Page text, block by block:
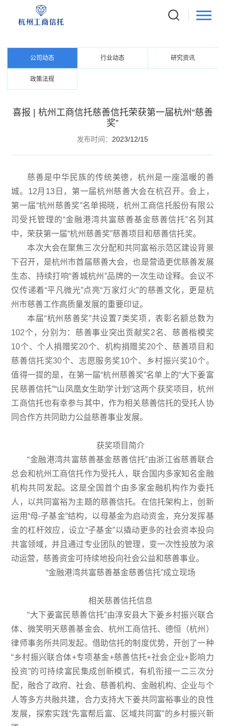
资讯中心
公司动态 行业动态 研究资讯
政策法规
喜报 | 杭州工商信托慈善信托荣获第一届杭州“慈善
奖”
发布时间： 2023/12/15
慈善是中华民族的传统美德，杭州是一座温暖的善
城。12月13日，第一届杭州慈善大会在杭召开。会上，
第一届“杭州慈善奖”名单揭晓，杭州工商信托股份有限公
司受托管理的“金融港湾共富慈善基金慈善信托”名列其
中，荣获第一届“杭州慈善奖”慈善项目和慈善信托奖。
本次大会在聚焦三次分配和共同富裕示范区建设背景
下召开，是杭州市首届慈善大会，也是营造更优慈善发展
生态、持续打响“善城杭州”品牌的一次生动诠释。会议不
仅传递着“平凡微光”点亮“万家灯火”的慈善文化，更是杭
州市慈善工作高质量发展的重要印证。
本届“杭州慈善奖”共设置7类奖项，表彰名额总数为
102个，分别为：慈善事业突出贡献奖2名、慈善楷模奖
10个、个人捐赠奖20个、机构捐赠奖20个、慈善项目和
慈善信托奖30个、志愿服务奖10个、乡村振兴奖10个。
值得一提的是，在第一届“杭州慈善奖”名单上的“大下姜富
民慈善信托”“山凤凰女生助学计划”这两个获奖项目，杭州
工商信托也有幸参与其中，作为相关慈善信托的受托人协
同合作方共同助力公益慈善事业发展。
获奖项目简介
“金融港湾共富慈善基金慈善信托”由浙江省慈善联合
总会和杭州工商信托作为受托人，联合国内多家知名金融
机构共同发起。这是全国首个由多家金融机构作为委托
人，以共同富裕为主题的慈善信托。在信托架构上，创新
运用“母-子基金”结构，以母基金为启动资金，充分发挥基
金的杠杆效应，设立“子基金”以撬动更多的社会资本投向
共富领域，并且通过专业团队的管理，变一次性投放为滚
动运营，慈善资金可持续地投向社会公益和慈善事业。
“金融港湾共富慈善基金慈善信托”成立现场
相关慈善信托信息
“大下姜富民慈善信托”由淳安县大下姜乡村振兴联合
体、微笑明天慈善基金会、杭州工商信托、德恒（杭州）
律师事务所共同发起。借助信托的制度优势，开创了一种
“乡村振兴联合体+专项基金+慈善信托+社会企业+影响力
投资”的可持续富民集成创新模式，有机衔接一二三次分
配，融合了政府、社会、慈善机构、金融机构、企业与个
人等多方共融共建，合力支持大下姜共同富裕事业的良性
发展，探索实践“先富帮后富、区域共同富”的乡村振兴新